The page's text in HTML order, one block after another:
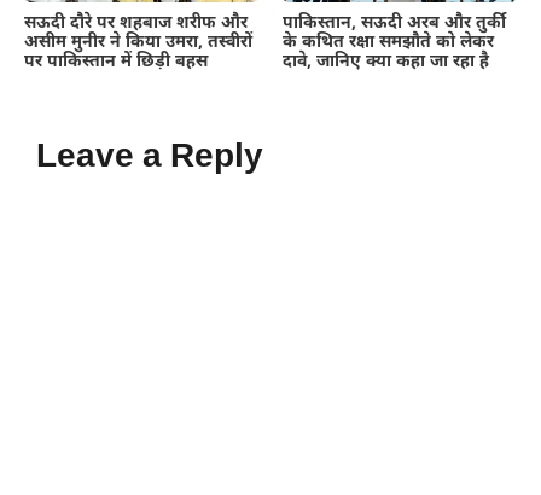
सऊदी दौरे पर शहबाज शरीफ और
असीम मुनीर ने किया उमरा, तस्वीरों
पर पाकिस्तान में छिड़ी बहस
पाकिस्तान, सऊदी अरब और तुर्की
के कथित रक्षा समझौते को लेकर
दावे, जानिए क्या कहा जा रहा है
Leave a Reply